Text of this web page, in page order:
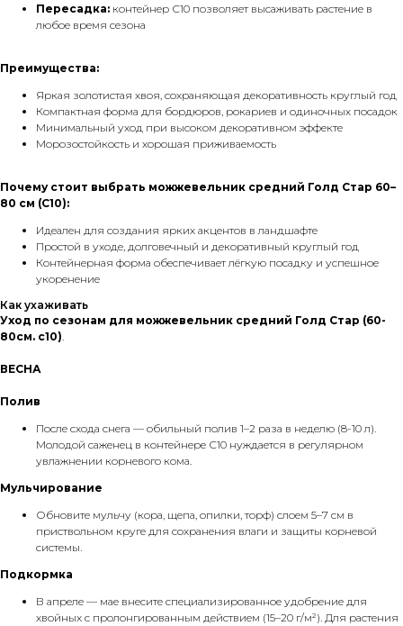
Пересадка: контейнер С10 позволяет высаживать растение в
любое время сезона
Преимущества:
Яркая золотистая хвоя, сохраняющая декоративность круглый год
Компактная форма для бордюров, рокариев и одиночных посадок
Минимальный уход при высоком декоративном эффекте
Морозостойкость и хорошая приживаемость
Почему стоит выбрать можжевельник средний Голд Стар 60–
80 см (С10):
Идеален для создания ярких акцентов в ландшафте
Простой в уходе, долговечный и декоративный круглый год
Контейнерная форма обеспечивает лёгкую посадку и успешное
укоренение
Как ухаживать
Уход по сезонам для можжевельник средний Голд Стар (60-
80см. с10).
ВЕСНА
Полив
После схода снега — обильный полив 1–2 раза в неделю (8-10 л).
Молодой саженец в контейнере С10 нуждается в регулярном
увлажнении корневого кома.
Мульчирование
Обновите мульчу (кора, щепа, опилки, торф) слоем 5–7 см в
приствольном круге для сохранения влаги и защиты корневой
системы.
Подкормка
В апреле — мае внесите специализированное удобрение для
хвойных с пролонгированным действием (15–20 г/м²). Для растения